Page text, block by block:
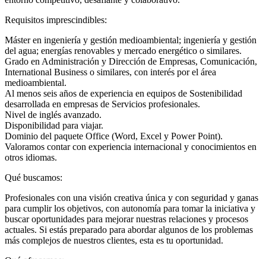
Requisitos imprescindibles:
Máster en ingeniería y gestión medioambiental; ingeniería y gestión
del agua; energías renovables y mercado energético o similares.
Grado en Administración y Dirección de Empresas, Comunicación,
International Business o similares, con interés por el área
medioambiental.
Al menos seis años de experiencia en equipos de Sostenibilidad
desarrollada en empresas de Servicios profesionales.
Nivel de inglés avanzado.
Disponibilidad para viajar.
Dominio del paquete Office (Word, Excel y Power Point).
Valoramos contar con experiencia internacional y conocimientos en
otros idiomas.
Qué buscamos:
Profesionales con una visión creativa única y con seguridad y ganas
para cumplir los objetivos, con autonomía para tomar la iniciativa y
buscar oportunidades para mejorar nuestras relaciones y procesos
actuales. Si estás preparado para abordar algunos de los problemas
más complejos de nuestros clientes, esta es tu oportunidad.